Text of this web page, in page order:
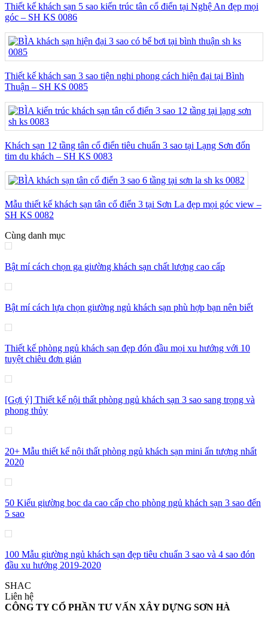
Thiết kế khách sạn 5 sao kiến trúc tân cổ điển tại Nghệ An đẹp mọi
góc – SH KS 0086
Thiết kế khách sạn 3 sao tiện nghi phong cách hiện đại tại Bình
Thuận – SH KS 0085
Khách sạn 12 tầng tân cổ điển tiêu chuẩn 3 sao tại Lạng Sơn đốn
tim du khách – SH KS 0083
Mẫu thiết kế khách sạn tân cổ điển 3 tại Sơn La đẹp mọi góc view –
SH KS 0082
Cùng danh mục
Bật mí cách chọn ga giường khách sạn chất lượng cao cấp
Bật mí cách lựa chọn giường ngủ khách sạn phù hợp bạn nên biết
Thiết kế phòng ngủ khách sạn đẹp đón đầu mọi xu hướng với 10
tuyệt chiêu đơn giản
[Gợi ý] Thiết kế nội thất phòng ngủ khách sạn 3 sao sang trọng và
phong thủy
20+ Mẫu thiết kế nội thất phòng ngủ khách sạn mini ấn tượng nhất
2020
50 Kiểu giường bọc da cao cấp cho phòng ngủ khách sạn 3 sao đến
5 sao
100 Mẫu giường ngủ khách sạn đẹp tiêu chuẩn 3 sao và 4 sao đón
đầu xu hướng 2019-2020
SHAC
Liên hệ
CÔNG TY CỔ PHẦN TƯ VẤN XÂY DỰNG SƠN HÀ